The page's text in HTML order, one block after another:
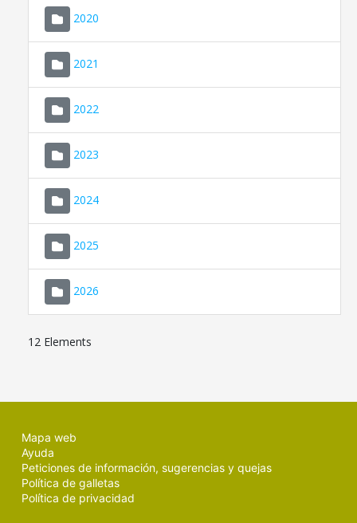
2020
2021
2022
2023
2024
2025
2026
12 Elements
Mapa web
Ayuda
Peticiones de información, sugerencias y quejas
Política de galletas
Política de privacidad